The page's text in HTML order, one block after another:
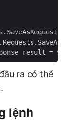
ra có thể
.
lệnh